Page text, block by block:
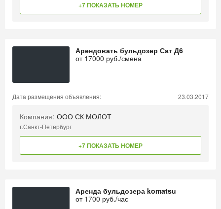
+7 ПОКАЗАТЬ НОМЕР
Арендовать бульдозер Сат Д6
от 17000 руб./смена
Дата размещения объявления: 23.03.2017
Компания: ООО СК МОЛОТ
г.Санкт-Петербург
+7 ПОКАЗАТЬ НОМЕР
Аренда бульдозера komatsu
от 1700 руб./час